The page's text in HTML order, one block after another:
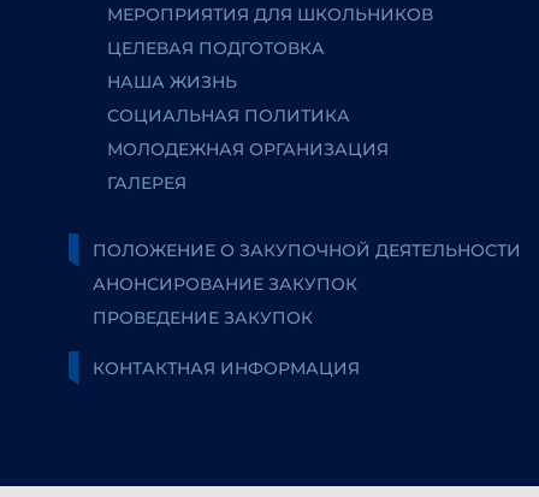
МЕРОПРИЯТИЯ ДЛЯ ШКОЛЬНИКОВ
ЦЕЛЕВАЯ ПОДГОТОВКА
НАША ЖИЗНЬ
СОЦИАЛЬНАЯ ПОЛИТИКА
МОЛОДЕЖНАЯ ОРГАНИЗАЦИЯ
ГАЛЕРЕЯ
ПОЛОЖЕНИЕ О ЗАКУПОЧНОЙ ДЕЯТЕЛЬНОСТИ
АНОНСИРОВАНИЕ ЗАКУПОК
ПРОВЕДЕНИЕ ЗАКУПОК
КОНТАКТНАЯ ИНФОРМАЦИЯ